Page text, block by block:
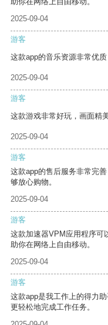
2025-09-04
游客
这款app的音乐资源非常优
2025-09-04
游客
这款游戏非常好玩，画面精
2025-09-04
游客
这款app的售后服务非常完
够放心购物。
2025-09-04
游客
这款加速器VPM应用程序可
助你在网络上自由移动。
2025-09-04
游客
这款app是我工作上的得力
更轻松地完成工作任务。